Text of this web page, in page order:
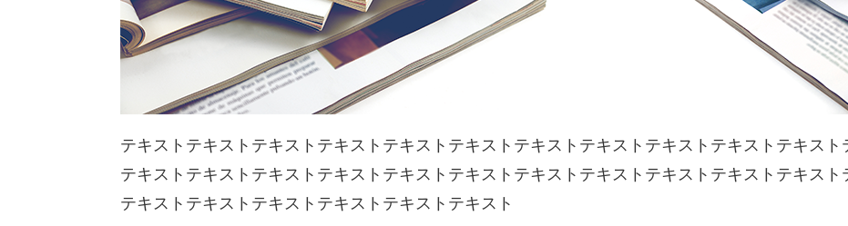
テキストテキストテキストテキストテキストテキストテキストテキストテキストテキストテキス
テキストテキストテキストテキストテキストテキストテキストテキストテキストテキストテキス
テキストテキストテキストテキストテキストテキスト